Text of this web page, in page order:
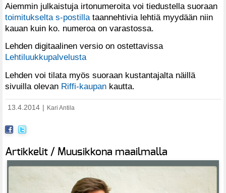
Aiemmin julkaistuja irtonumeroita voi tiedustella suoraan
toimitukselta s-postilla taannehtivia lehtiä myydään niin
kauan kuin ko. numeroa on varastossa.
Lehden digitaalinen versio on ostettavissa
Lehtiluukkupalvelusta
Lehden voi tilata myös suoraan kustantajalta näillä
sivuilla olevan Riffi-kaupan kautta.
13.4.2014 | Kari Antila
Artikkelit / Muusikkona maailmalla